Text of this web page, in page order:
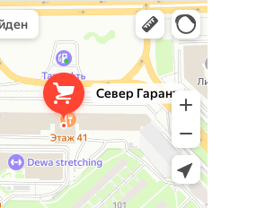
в Санкт‑Петербурге
в Санкт‑Петербурге
в реализации
Наша команда
готова
самые смелые идеи
широкий
и
и